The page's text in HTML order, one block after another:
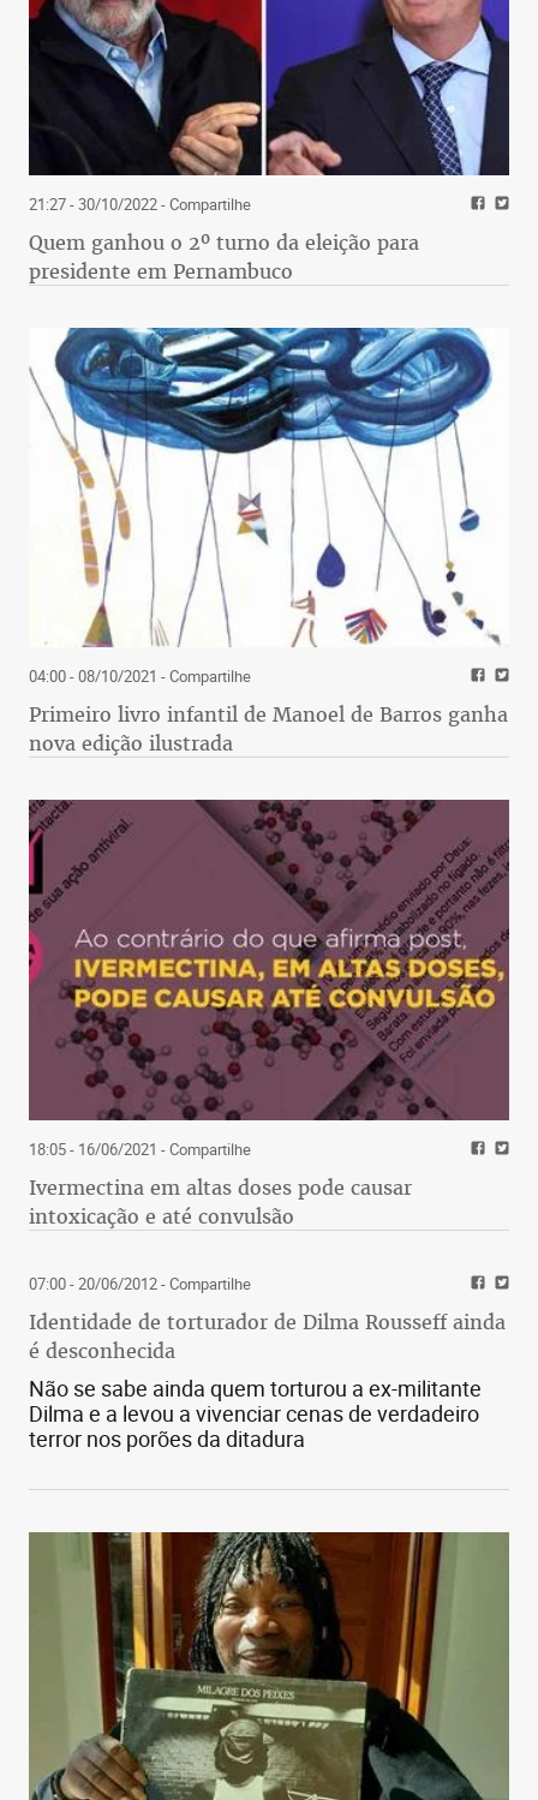
21:27 - 30/10/2022- Compartilhe
Quem ganhou o 2º turno da eleição para
presidente em Pernambuco
04:00 - 08/10/2021 - Compartilhe
Primeiro livro infantil de Manoel de Barros ganha
nova edição ilustrada
18:05 - 16/06/2021 - Compartilhe
Ivermectina em altas doses pode causar
intoxicação e até convulsão
07:00 - 20/06/2012- Compartilhe
Identidade de torturador de Dilma Rousseff ainda
é desconhecida
Não se sabe ainda quem torturou a ex-militante
Dilma e a levou a vivenciar cenas de verdadeiro
terror nos porões da ditadura